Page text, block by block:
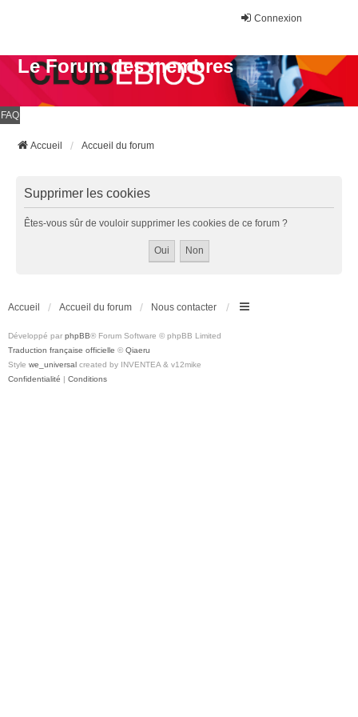
Connexion
Le Forum des membres
FAQ
Accueil Accueil du forum
Supprimer les cookies
Êtes-vous sûr de vouloir supprimer les cookies de ce forum ?
Accueil Accueil du forum Nous contacter
Développé par phpBB® Forum Software © phpBB Limited
Traduction française officielle © Qiaeru
Style we_universal created by INVENTEA & v12mike
Confidentialité | Conditions